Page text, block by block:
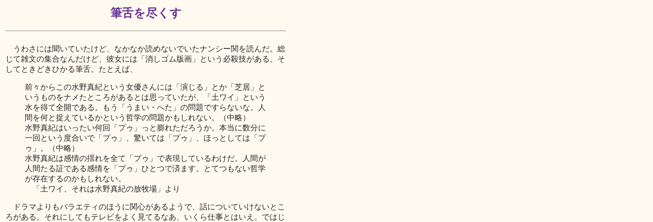
筆舌を尽くす
うわさには聞いていたけど、なかなか読めないでいたナンシー関を読んだ。総
じて雑文の集合なんだけど、彼女には「消しゴム版画」という必殺技がある。そ
してときどきひかる筆舌。たとえば、
前々からこの水野真紀という女優さんには「演じる」とか「芝居」と
いうものをナメたところがあるとは思っていたが、「土ワイ」という
水を得て全開である。もう「うまい・へた」の問題ですらないな。人
間を何と捉えているかという哲学の問題かもしれない。（中略）
水野真紀はいったい何回「プゥ」っと膨れただろうか。本当に数分に
一回という度合いで「プゥ」、驚いては「プゥ」、ほっとしては「プ
ゥ」。（中略）
水野真紀は感情の揺れを全て「プゥ」で表現しているわけだ。人間が
人間たる証である感情を「プゥ」ひとつで済ます。とてつもない哲学
が存在するのかもしれない。
「土ワイ、それは水野真紀の放牧場」より
ドラマよりもバラエティのほうに関心があるようで、話についていけないとこ
ろがある。それにしてもテレビをよく見てるなあ、いくら仕事とはいえ。ではじ